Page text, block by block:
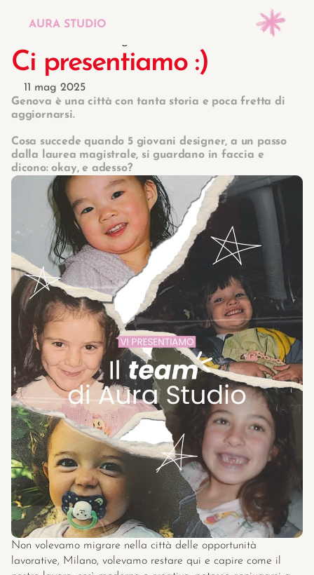
AURA STUDIO
Changelog
Pricing
Menù
Homepage
Progetti
Contattaci <3
Galleria
Il blog :P
RESOURCES
Blog
Careers
Docs
About
COMMUNITY
Ci presentiamo :)
11 mag 2025
Genova è una città con tanta storia e poca fretta di
aggiornarsi.
Cosa succede quando 5 giovani designer, a un passo
dalla laurea magistrale, si guardano in faccia e
dicono: okay, e adesso?
Non volevamo migrare nella città delle opportunità
lavorative, Milano, volevamo restare qui e capire come il